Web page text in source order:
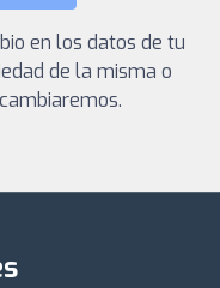
en los datos de tu
de la misma o